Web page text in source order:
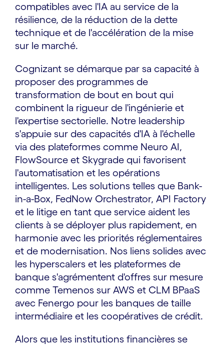
compatibles avec l'IA au service de la
résilience, de la réduction de la dette
technique et de l'accélération de la mise
sur le marché.
Cognizant se démarque par sa capacité à
proposer des programmes de
transformation de bout en bout qui
combinent la rigueur de l'ingénierie et
l'expertise sectorielle. Notre leadership
s'appuie sur des capacités d'IA à l'échelle
via des plateformes comme Neuro AI,
FlowSource et Skygrade qui favorisent
l'automatisation et les opérations
intelligentes. Les solutions telles que Bank-
in-a-Box, FedNow Orchestrator, API Factory
et le litige en tant que service aident les
clients à se déployer plus rapidement, en
harmonie avec les priorités réglementaires
et de modernisation. Nos liens solides avec
les hyperscalers et les plateformes de
banque s'agrémentent d'offres sur mesure
comme Temenos sur AWS et CLM BPaaS
avec Fenergo pour les banques de taille
intermédiaire et les coopératives de crédit.
Alors que les institutions financières se